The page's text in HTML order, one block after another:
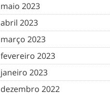
maio 2023
abril 2023
março 2023
fevereiro 2023
janeiro 2023
dezembro 2022